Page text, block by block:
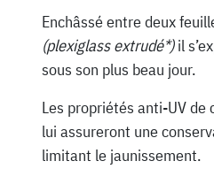
Enchâssé entre deux
(plexiglass extrudé*)il
sous son plus beau jour.
Les propriétés anti-UV de
lui assureront une
limitant le jaunissement.